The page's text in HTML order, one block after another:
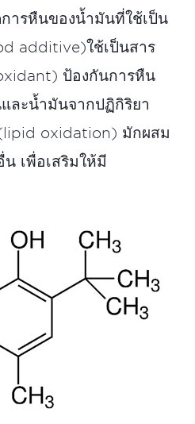
ารหืนของน้ำมันที่ใช้เป็น
additive)ใช้เป็นสาร
ป้องกันการหืน
ละน้ำมันจากปฏิกิริยา
oxidation) มักผสม
เพื่อเสริมให้มี